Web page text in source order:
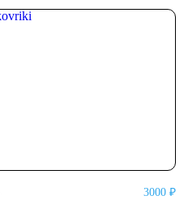
3000 ₽